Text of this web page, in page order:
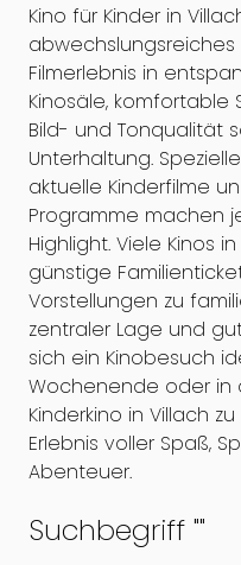
Kino für Kinder in
Filmerlebnis in
Kinosäle,
Bild- und Tonqualität
Unterhaltung.
aktuelle Kinderfilme
Programme machen
Highlight. Viele Kinos
günstige
Vorstellungen zu
zentraler Lage und
sich ein Kinobesuch
Wochenende oder in
Kinderkino in Villach
Erlebnis voller Spaß,
Abenteuer.
Suchbegriff ""